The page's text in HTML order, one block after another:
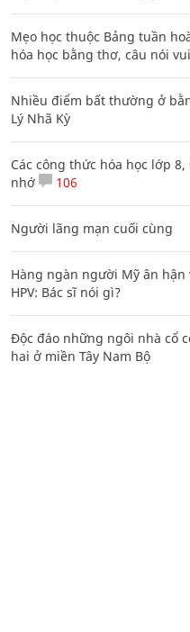
Mẹo học thuộc Bảng tuần
hóa học bằng thơ, câu nói
Nhiều điểm bất thường ở
Lý Nhã Kỳ
Các công thức hóa học lớp 8,
nhớ
106
Người lãng mạn cuối cùng
Hàng ngàn người Mỹ ân hận
HPV: Bác sĩ nói gì?
Độc đáo những ngôi nhà cổ
hai ở miền Tây Nam Bộ